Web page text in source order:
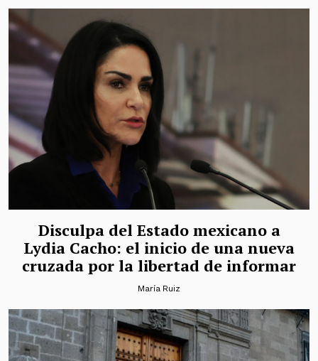
Disculpa del Estado mexicano a
Lydia Cacho: el inicio de una nueva
cruzada por la libertad de informar
María Ruiz